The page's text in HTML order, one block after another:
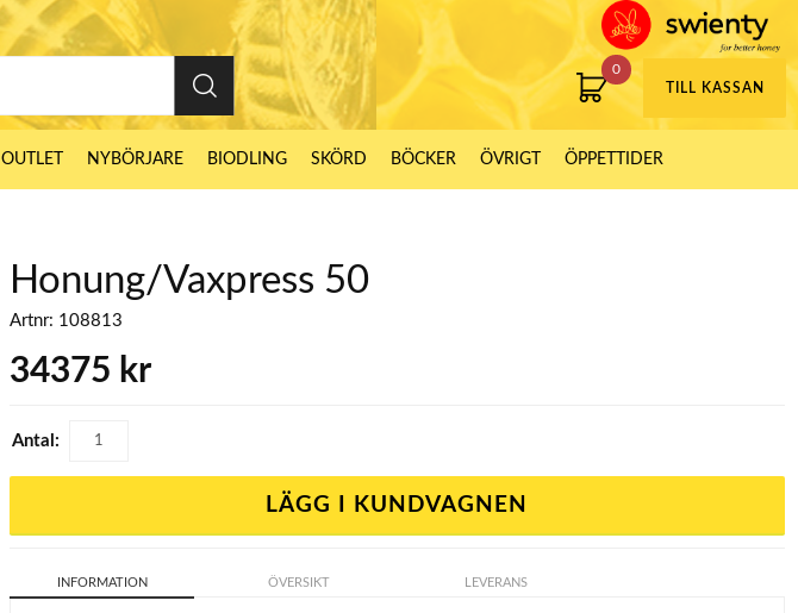
0
TILL KASSAN
OUTLET NYBÖRJARE BIODLING SKÖRD BÖCKER ÖVRIGT ÖPPETTIDER
Honung/Vaxpress 50
Artnr: 108813
34375 kr
Antal:
LÄGG I KUNDVAGNEN
INFORMATION ÖVERSIKT LEVERANS